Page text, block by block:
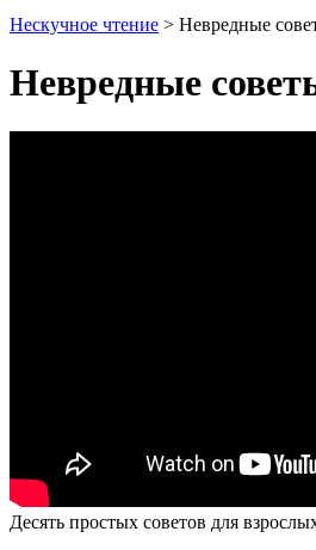
Нескучное чтение > Невредные
Невредные
Десять простых советов для